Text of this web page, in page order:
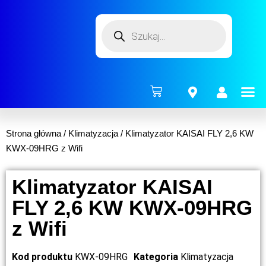
Strona główna / Klimatyzacja / Klimatyzator KAISAI FLY 2,6 KW
KWX-09HRG z Wifi
Klimatyzator KAISAI
FLY 2,6 KW KWX-09HRG
z Wifi
Kod produktu KWX-09HRG Kategoria Klimatyzacja